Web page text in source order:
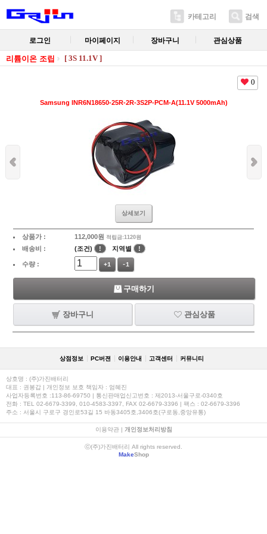
카테고리 검색
로그인 마이페이지 장바구니 관심상품
리튬이온 조립 [ 3S 11.1V ]
0
Samsung INR6N18650-25R-2R-3S2P-PCM-A(11.1V 5000mAh)
상세보기
상품가 : 112,000원 적립금:1120원
배송비 : (조건) ! 지역별 !
수량 : +1 -1
구매하기
장바구니 관심상품
상점정보 PC버젼 이용안내 고객센터 커뮤니티
상호명 : (주)가진배터리
대표 : 권봉갑 | 개인정보 보호 책임자 : 엄혜진
사업자등록번호 :113-86-69750 | 통신판매업신고번호 : 제2013-서울구로-0340호
전화 : TEL 02-6679-3399, 010-4583-3397, FAX 02-6679-3396 | 팩스 : 02-6679-3396
주소 : 서울시 구로구 경인로53길 15 바동3405호,3406호(구로동,중앙유통)
이용약관| 개인정보처리방침
ⓒ(주)가진배터리 All rights reserved.
MakeShop